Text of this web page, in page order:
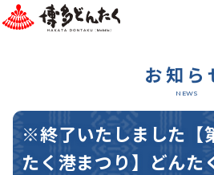
お知ら
NEWS
※終了いたしました【
たく港まつり】どんた